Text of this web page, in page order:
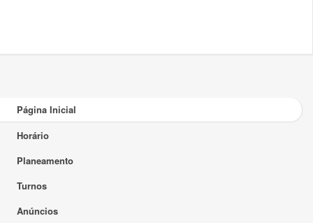
Página Inicial
Horário
Planeamento
Turnos
Anúncios